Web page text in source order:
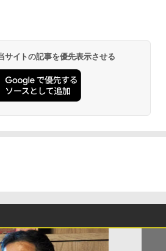
サイトの記事を優先表示させる